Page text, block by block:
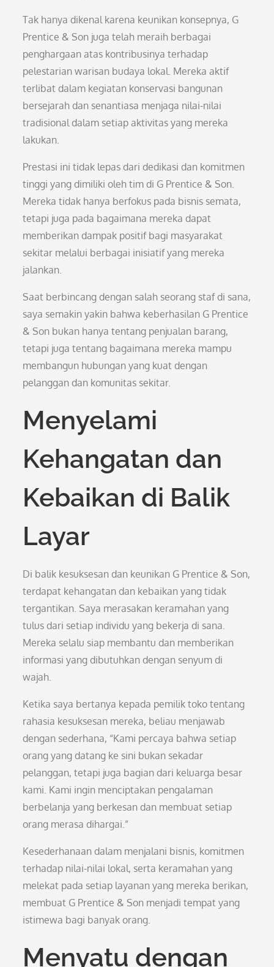
Tak hanya dikenal karena keunikan konsepnya, G
Prentice & Son juga telah meraih berbagai
penghargaan atas kontribusinya terhadap
pelestarian warisan budaya lokal. Mereka aktif
terlibat dalam kegiatan konservasi bangunan
bersejarah dan senantiasa menjaga nilai-nilai
tradisional dalam setiap aktivitas yang mereka
lakukan.
Prestasi ini tidak lepas dari dedikasi dan komitmen
tinggi yang dimiliki oleh tim di G Prentice & Son.
Mereka tidak hanya berfokus pada bisnis semata,
tetapi juga pada bagaimana mereka dapat
memberikan dampak positif bagi masyarakat
sekitar melalui berbagai inisiatif yang mereka
jalankan.
Saat berbincang dengan salah seorang staf di sana,
saya semakin yakin bahwa keberhasilan G Prentice
& Son bukan hanya tentang penjualan barang,
tetapi juga tentang bagaimana mereka mampu
membangun hubungan yang kuat dengan
pelanggan dan komunitas sekitar.
Menyelami
Kehangatan dan
Kebaikan di Balik
Layar
Di balik kesuksesan dan keunikan G Prentice & Son,
terdapat kehangatan dan kebaikan yang tidak
tergantikan. Saya merasakan keramahan yang
tulus dari setiap individu yang bekerja di sana.
Mereka selalu siap membantu dan memberikan
informasi yang dibutuhkan dengan senyum di
wajah.
Ketika saya bertanya kepada pemilik toko tentang
rahasia kesuksesan mereka, beliau menjawab
dengan sederhana, “Kami percaya bahwa setiap
orang yang datang ke sini bukan sekadar
pelanggan, tetapi juga bagian dari keluarga besar
kami. Kami ingin menciptakan pengalaman
berbelanja yang berkesan dan membuat setiap
orang merasa dihargai.”
Kesederhanaan dalam menjalani bisnis, komitmen
terhadap nilai-nilai lokal, serta keramahan yang
melekat pada setiap layanan yang mereka berikan,
membuat G Prentice & Son menjadi tempat yang
istimewa bagi banyak orang.
Menyatu dengan